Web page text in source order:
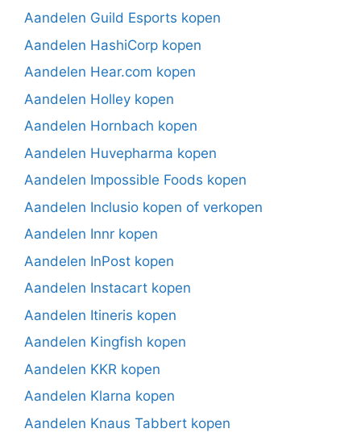
Aandelen Guild Esports kopen
Aandelen HashiCorp kopen
Aandelen Hear.com kopen
Aandelen Holley kopen
Aandelen Hornbach kopen
Aandelen Huvepharma kopen
Aandelen Impossible Foods kopen
Aandelen Inclusio kopen of verkopen
Aandelen Innr kopen
Aandelen InPost kopen
Aandelen Instacart kopen
Aandelen Itineris kopen
Aandelen Kingfish kopen
Aandelen KKR kopen
Aandelen Klarna kopen
Aandelen Knaus Tabbert kopen